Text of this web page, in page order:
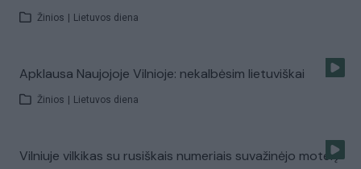
Žinios Lietuvos diena
Apklausa Naujojoje Vilnioje: nekalbėsim lietuviškai
Žinios Lietuvos diena
Vilniuje vilkikas su rusiškais numeriais suvažinėjo moterį